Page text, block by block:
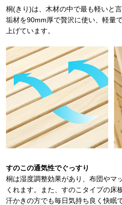
桐(きり)は、木材の中で最も軽いと
垢材を90mm厚で贅沢に使い、軽量
上げています。
すのこの通気性でぐっすり
桐は湿度調整効果があり、布団やマ
くれます。また、すのこタイプの床
汗かきの方でも毎日気持ち良く快眠